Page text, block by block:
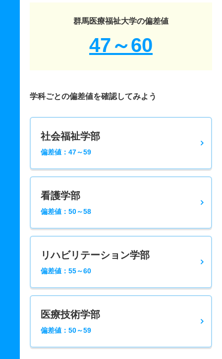
群馬医療福祉大学の偏差値
47～60
学科ごとの偏差値を確認してみよう
社会福祉学部
偏差値：47～59
看護学部
偏差値：50～58
リハビリテーション学部
偏差値：55～60
医療技術学部
偏差値：50～59